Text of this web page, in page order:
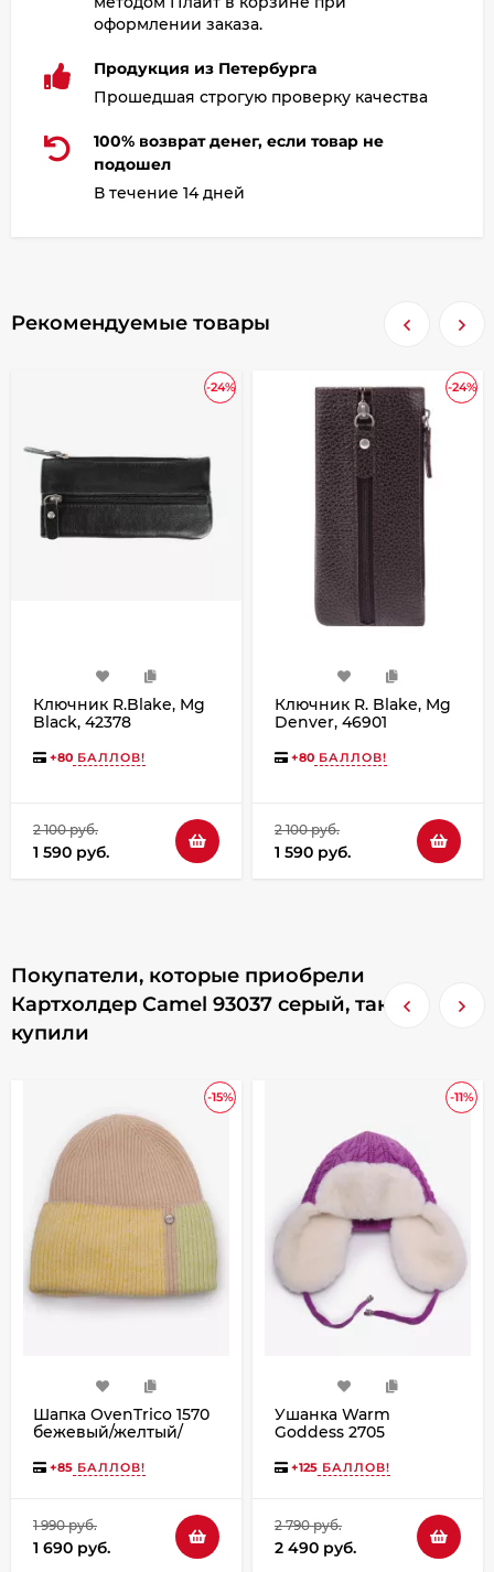
оформлении заказа.
Продукция из Петербурга
Прошедшая строгую проверку качества
100% возврат денег, если товар не
подошел
В течение 14 дней
Рекомендуемые товары
-24%
Ключник R.Blake, Mg
Black, 42378
+80 БАЛЛОВ!
2 100 руб.
1 590 руб.
-24%
Ключник R. Blake, Mg
Denver, 46901
+80 БАЛЛОВ!
2 100 руб.
1 590 руб.
Покупатели, которые приобрели
Картхолдер Camel 93037 серый, также
купили
-15%
Шапка OvenTrico 1570
бежевый/желтый/
+85 БАЛЛОВ!
1 990 руб.
1 690 руб.
-11%
Ушанка Warm
Goddess 2705
+125 БАЛЛОВ!
2 790 руб.
2 490 руб.